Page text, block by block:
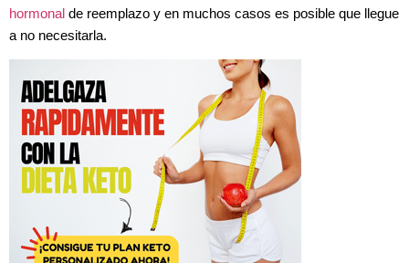
hormonal de reemplazo y en muchos casos es posible que llegue
a no necesitarla.